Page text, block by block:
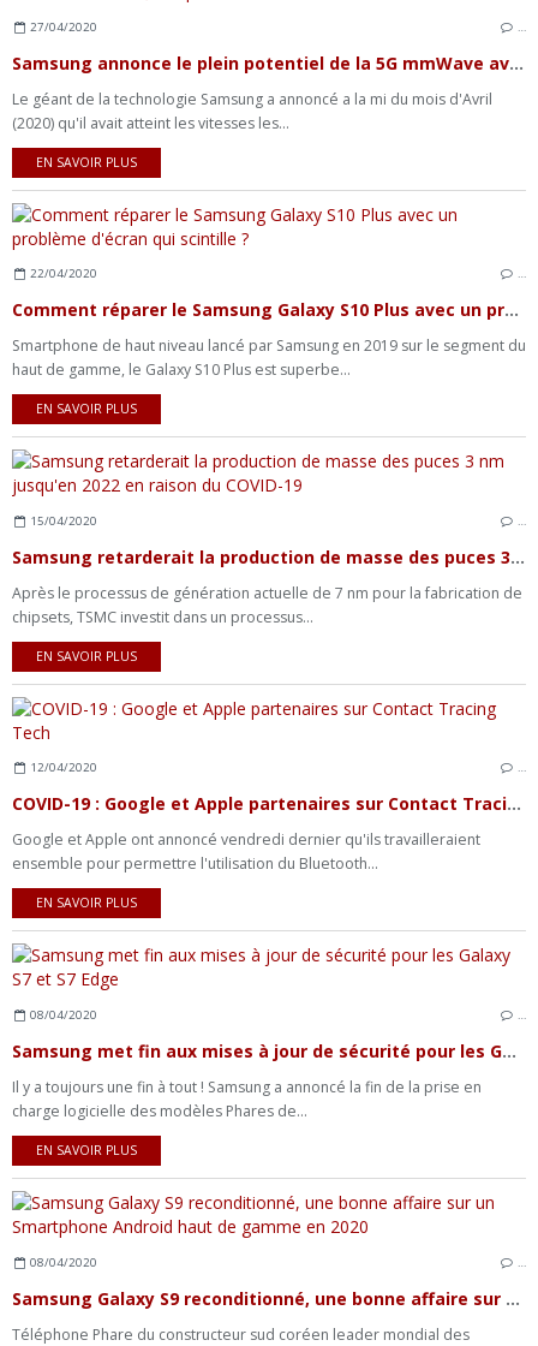
27/04/2020
Samsung annonce le plein potentiel de la 5G mmWave avec des vitesses de 8,5 Gbps
Le géant de la technologie Samsung a annoncé a la mi du mois d'Avril
(2020) qu'il avait atteint les vitesses les...
EN SAVOIR PLUS
22/04/2020 …
Comment réparer le Samsung Galaxy S10 Plus avec un problème d'écran qui scintille ?
Smartphone de haut niveau lancé par Samsung en 2019 sur le segment du
haut de gamme, le Galaxy S10 Plus est superbe...
EN SAVOIR PLUS
15/04/2020 …
Samsung retarderait la production de masse des puces 3 nm jusqu'en 2022 en raison du COVID-19
Après le processus de génération actuelle de 7 nm pour la fabrication de
chipsets, TSMC investit dans un processus...
EN SAVOIR PLUS
12/04/2020 …
COVID-19 : Google et Apple partenaires sur Contact Tracing Tech
Google et Apple ont annoncé vendredi dernier qu'ils travailleraient
ensemble pour permettre l'utilisation du Bluetooth...
EN SAVOIR PLUS
08/04/2020 …
Samsung met fin aux mises à jour de sécurité pour les Galaxy S7 et S7 Edge
Il y a toujours une fin à tout ! Samsung a annoncé la fin de la prise en
charge logicielle des modèles Phares de...
EN SAVOIR PLUS
08/04/2020 …
Samsung Galaxy S9 reconditionné, une bonne affaire sur un Smartphone Android haut de gamme en 2020
Téléphone Phare du constructeur sud coréen leader mondial des